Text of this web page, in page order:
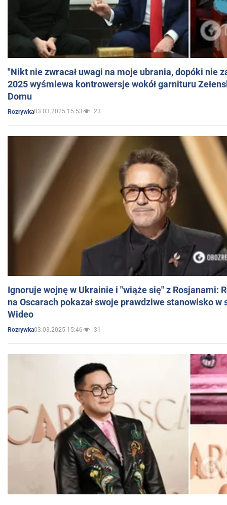
"Nikt nie zwracał uwagi na moje ubrania, dopóki nie
2025 wyśmiewa kontrowersje wokół garnituru
Domu
Rozrywka03.03.2025 15:53 23
Ignoruje wojnę w Ukrainie i "wiąże się" z Rosjanami:
na Oscarach pokazał swoje prawdziwe stanowisko w
Wideo
Rozrywka03.03.2025 15:46 31